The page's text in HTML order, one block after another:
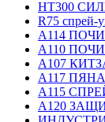
HT300
R75 спрей-
A114
A110
A107
A117
A115
A120